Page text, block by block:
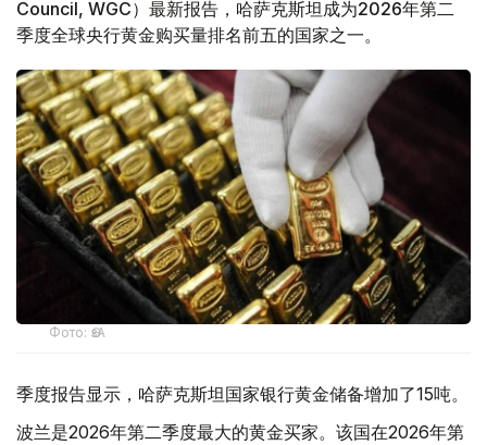
Council, WGC）最新报告，哈萨克斯坦成为2026年第二
季度全球央行黄金购买量排名前五的国家之一。
Фото: ӨзА
季度报告显示，哈萨克斯坦国家银行黄金储备增加了15吨。
波兰是2026年第二季度最大的黄金买家。该国在2026年第